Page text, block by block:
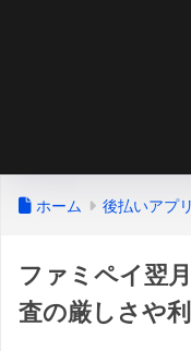
ホーム 後払いアプ
ファミペイ翌
査の厳しさや